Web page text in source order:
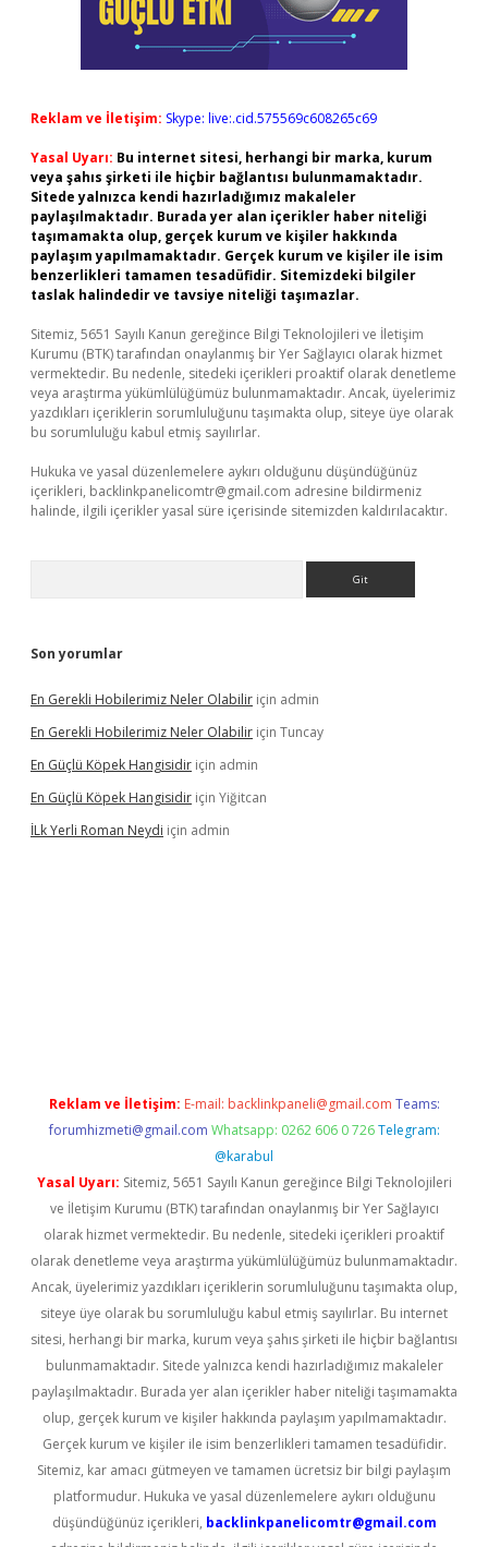
Reklam ve İletişim: Skype: live:.cid.575569c608265c69
Yasal Uyarı: Bu internet sitesi, herhangi bir marka, kurum
veya şahıs şirketi ile hiçbir bağlantısı bulunmamaktadır.
Sitede yalnızca kendi hazırladığımız makaleler
paylaşılmaktadır. Burada yer alan içerikler haber niteliği
taşımamakta olup, gerçek kurum ve kişiler hakkında
paylaşım yapılmamaktadır. Gerçek kurum ve kişiler ile isim
benzerlikleri tamamen tesadüfidir. Sitemizdeki bilgiler
taslak halindedir ve tavsiye niteliği taşımazlar.
Sitemiz, 5651 Sayılı Kanun gereğince Bilgi Teknolojileri ve İletişim
Kurumu (BTK) tarafından onaylanmış bir Yer Sağlayıcı olarak hizmet
vermektedir. Bu nedenle, sitedeki içerikleri proaktif olarak denetleme
veya araştırma yükümlülüğümüz bulunmamaktadır. Ancak, üyelerimiz
yazdıkları içeriklerin sorumluluğunu taşımakta olup, siteye üye olarak
bu sorumluluğu kabul etmiş sayılırlar.
Hukuka ve yasal düzenlemelere aykırı olduğunu düşündüğünüz
içerikleri, backlinkpanelicomtr@gmail.com adresine bildirmeniz
halinde, ilgili içerikler yasal süre içerisinde sitemizden kaldırılacaktır.
Son yorumlar
En Gerekli Hobilerimiz Neler Olabilir için admin
En Gerekli Hobilerimiz Neler Olabilir için Tuncay
En Güçlü Köpek Hangisidir için admin
En Güçlü Köpek Hangisidir için Yiğitcan
İLk Yerli Roman Neydi için admin
Reklam ve İletişim: E-mail: backlinkpaneli@gmail.com Teams:
forumhizmeti@gmail.com Whatsapp: 0262 606 0 726 Telegram:
@karabul
Yasal Uyarı: Sitemiz, 5651 Sayılı Kanun gereğince Bilgi Teknolojileri
ve İletişim Kurumu (BTK) tarafından onaylanmış bir Yer Sağlayıcı
olarak hizmet vermektedir. Bu nedenle, sitedeki içerikleri proaktif
olarak denetleme veya araştırma yükümlülüğümüz bulunmamaktadır.
Ancak, üyelerimiz yazdıkları içeriklerin sorumluluğunu taşımakta olup,
siteye üye olarak bu sorumluluğu kabul etmiş sayılırlar. Bu internet
sitesi, herhangi bir marka, kurum veya şahıs şirketi ile hiçbir bağlantısı
bulunmamaktadır. Sitede yalnızca kendi hazırladığımız makaleler
paylaşılmaktadır. Burada yer alan içerikler haber niteliği taşımamakta
olup, gerçek kurum ve kişiler hakkında paylaşım yapılmamaktadır.
Gerçek kurum ve kişiler ile isim benzerlikleri tamamen tesadüfidir.
Sitemiz, kar amacı gütmeyen ve tamamen ücretsiz bir bilgi paylaşım
platformudur. Hukuka ve yasal düzenlemelere aykırı olduğunu
düşündüğünüz içerikleri, backlinkpanelicomtr@gmail.com